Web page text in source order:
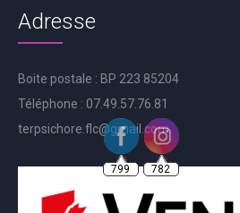
Adresse
Boite postale : BP 223 85204
Téléphone : 07.49.57.76.81
terpsichore.flc@gmail.com
799 782